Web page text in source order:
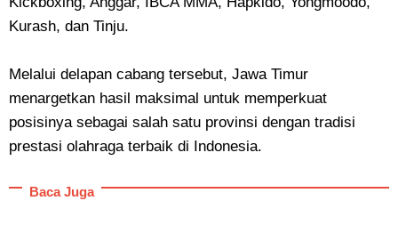
Kurash, dan Tinju.
Melalui delapan cabang tersebut, Jawa Timur
menargetkan hasil maksimal untuk memperkuat
posisinya sebagai salah satu provinsi dengan tradisi
prestasi olahraga terbaik di Indonesia.
Baca Juga